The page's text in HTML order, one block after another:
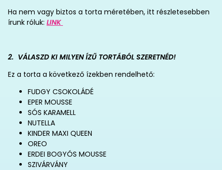
Ha nem vagy biztos a torta méretében, itt részletesebben
írunk róluk: LINK
2. VÁLASZD KI MILYEN ÍZŰ TORTÁBÓL SZERETNÉD!
Ez a torta a következő ízekben rendelhető:
FUDGY CSOKOLÁDÉ
EPER MOUSSE
SÓS KARAMELL
NUTELLA
KINDER MAXI QUEEN
OREO
ERDEI BOGYÓS MOUSSE
SZIVÁRVÁNY